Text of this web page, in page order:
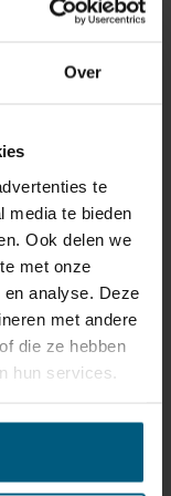
Over
te
media te bieden
Ook delen we
met onze
analyse. Deze
met andere
die ze hebben
hun services.
DOWN